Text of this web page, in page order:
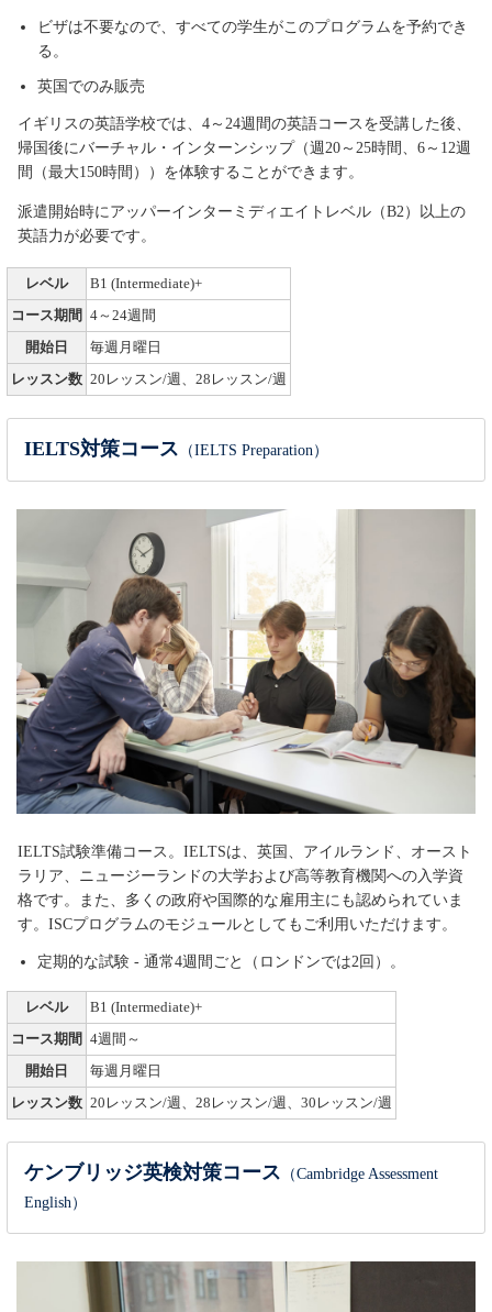
ビザは不要なので、すべての学生がこのプログラムを予約でき
る。
英国でのみ販売
イギリスの英語学校では、4～24週間の英語コースを受講した後、
帰国後にバーチャル・インターンシップ（週20～25時間、6～12週
間（最大150時間））を体験することができます。
派遣開始時にアッパーインターミディエイトレベル（B2）以上の
英語力が必要です。
レベル B1 (Intermediate)+
コース期間 4～24週間
開始日 毎週月曜日
レッスン数 20レッスン/週、28レッスン/週
IELTS対策コース （IELTS Preparation）
IELTS試験準備コース。IELTSは、英国、アイルランド、オースト
ラリア、ニュージーランドの大学および高等教育機関への入学資
格です。また、多くの政府や国際的な雇用主にも認められていま
す。ISCプログラムのモジュールとしてもご利用いただけます。
定期的な試験 - 通常4週間ごと（ロンドンでは2回）。
レベル B1 (Intermediate)+
コース期間 4週間～
開始日 毎週月曜日
レッスン数 20レッスン/週、28レッスン/週、30レッスン/週
ケンブリッジ英検対策コース （Cambridge Assessment
English）